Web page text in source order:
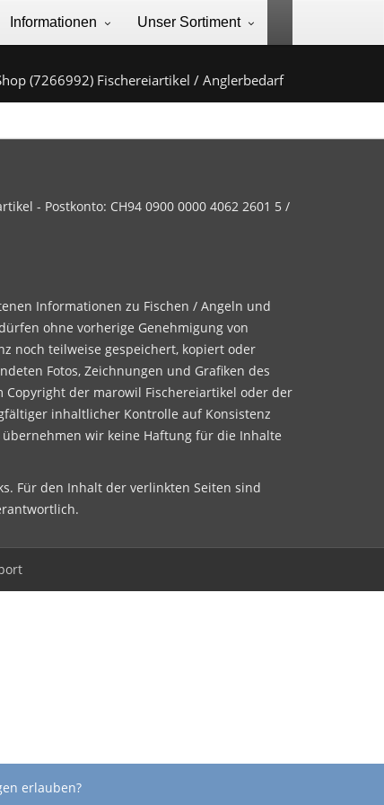
Informationen Unser Sortiment
(7266992) Fischereiartikel / Anglerbedarf
- Postkonto: CH94 0900 0000 4062 2601 5 /
Informationen zu Fischen / Angeln und
ohne vorherige Genehmigung von
noch teilweise gespeichert, kopiert oder
Fotos, Zeichnungen und Grafiken des
der marowil Fischereiartikel oder der
inhaltlicher Kontrolle auf Konsistenz
wir keine Haftung für die Inhalte
Für den Inhalt der verlinkten Seiten sind
erlauben?